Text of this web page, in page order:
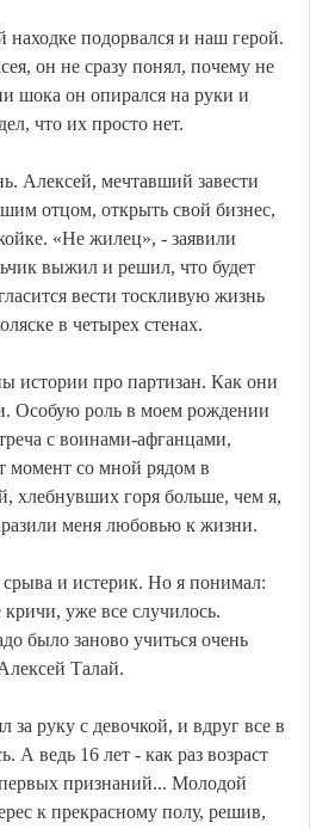
подорвался и наш герой.
он не сразу понял, почему не
шока он опирался на руки и
что их просто нет.
Алексей, мечтавший завести
отцом, открыть свой бизнес,
«Не жилец», - заявили
выжил и решил, что будет
вести тоскливую жизнь
в четырех стенах.
истории про партизан. Как они
Особую роль в моем рождении
с воинами-афганцами,
момент со мной рядом в
хлебнувших горя больше, чем я,
меня любовью к жизни.
и истерик. Но я понимал:
уже все случилось.
было заново учиться очень
Талай.
руку с девочкой, и вдруг все в
А ведь 16 лет - как раз возраст
признаний... Молодой
к прекрасному полу, решив,